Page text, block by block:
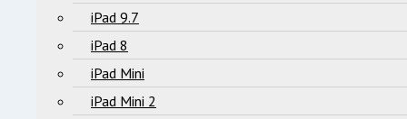
iPad 9.7
iPad 8
iPad Mini
iPad Mini 2